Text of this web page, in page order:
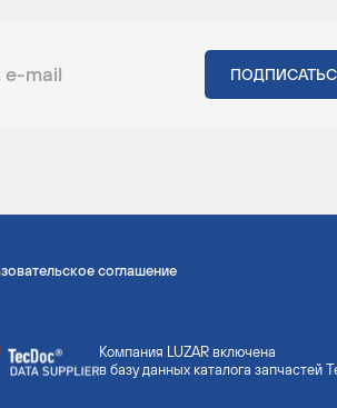
соглашение
Компания LUZAR включена
в базу данных каталога запчастей